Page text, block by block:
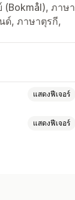
(Bokmål), ภาษา
ด์, ภาษาตุรกี,
แสดงฟีเจอร์
แสดงฟีเจอร์